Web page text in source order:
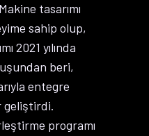
tasarımı
sahip olup,
2021 yılında
beri,
entegre
geliştirdi.
programı